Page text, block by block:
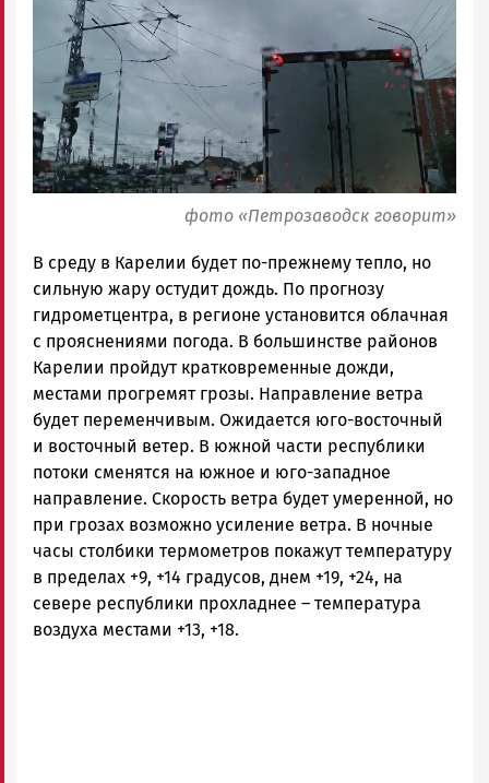
Карелии
Петрозаводск
ГОВОРИТ
фото «Петрозаводск говорит»
В среду в Карелии будет по-прежнему тепло, но
сильную жару остудит дождь. По прогнозу
гидрометцентра, в регионе установится облачная
с прояснениями погода. В большинстве районов
Карелии пройдут кратковременные дожди,
местами прогремят грозы. Направление ветра
будет переменчивым. Ожидается юго-восточный
и восточный ветер. В южной части республики
потоки сменятся на южное и юго-западное
направление. Скорость ветра будет умеренной, но
при грозах возможно усиление ветра. В ночные
часы столбики термометров покажут температуру
в пределах +9, +14 градусов, днем +19, +24, на
севере республики прохладнее – температура
воздуха местами +13, +18.